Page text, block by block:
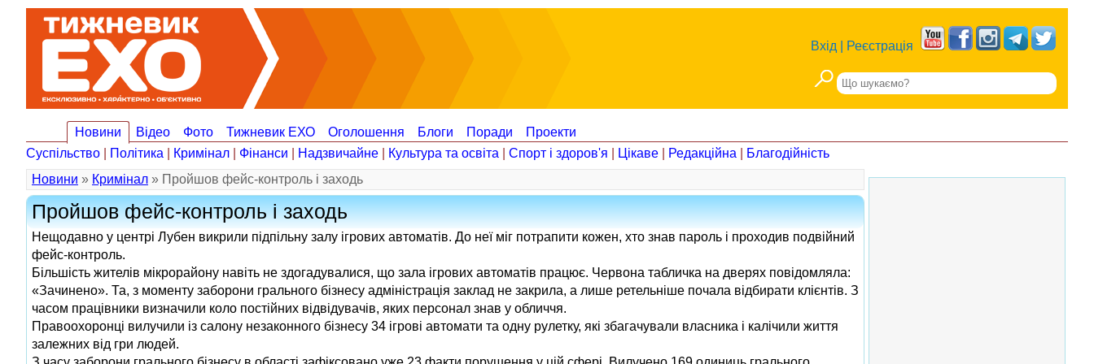
Вхід Реєстрація
Новини Відео Фото Тижневик ЕХО Оголошення Блоги Поради
Проекти
Суспільство
Політика Кримінал Фінанси Надзвичайне Культура та освіта Спорт і здоров'я Цікаве Редакційна
Благодійність
Новини » Кримінал » Пройшов фейс-контроль і заходь
Пройшов фейс-контроль і заходь
Нещодавно у центрі Лубен викрили підпільну залу ігрових автоматів. До неї міг потрапити кожен, хто знав пароль і проходив подвійний
фейс-контроль.
Більшість жителів мікрорайону навіть не здогадувалися, що зала ігрових автоматів працює. Червона табличка на дверях повідомляла:
«Зачинено». Та, з моменту заборони грального бізнесу адміністрація заклад не закрила, а лише ретельніше почала відбирати клієнтів. З
часом працівники визначили коло постійних відвідувачів, яких персонал знав у обличчя.
Правоохоронці вилучили із салону незаконного бізнесу 34 ігрові автомати та одну рулетку, які збагачували власника і калічили життя
залежних від гри людей.